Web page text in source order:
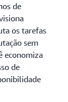
de
os tarefas
sem
economiza
de